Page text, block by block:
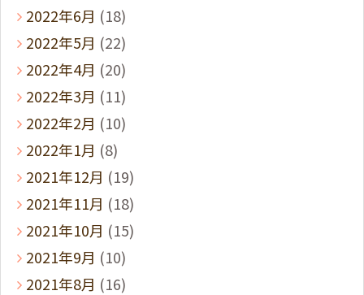
2022年6月 (18)
2022年5月 (22)
2022年4月 (20)
2022年3月 (11)
2022年2月 (10)
2022年1月 (8)
2021年12月 (19)
2021年11月 (18)
2021年10月 (15)
2021年9月 (10)
2021年8月 (16)